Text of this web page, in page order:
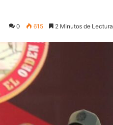
0 615 2 Minutos de Lectura